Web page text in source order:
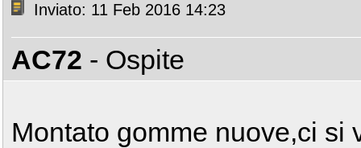
Inviato: 11 Feb 2016 14:23
AC72 - Ospite
Montato gomme nuove,ci si